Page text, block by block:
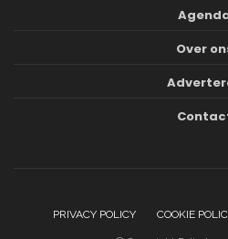
Over
PRIVACY POLICY COOKIE